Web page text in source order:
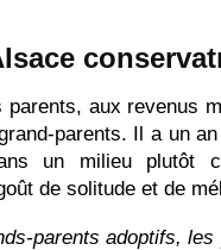
aux revenus
parents. Il a un
un milieu plutôt
de solitude et de
parents adoptifs,